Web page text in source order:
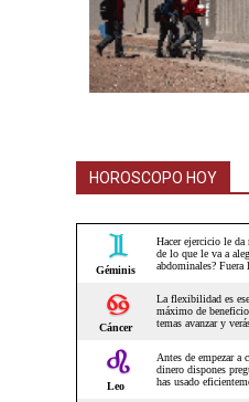
HOROSCOPO HOY